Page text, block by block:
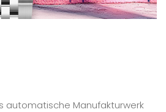
automatische Manufakturwerk